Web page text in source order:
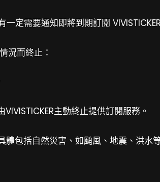
一定需要通知即將到期訂閱
況而終止：
主動終止提供訂閱服務。
包括自然災害、如颱風、地震、洪水